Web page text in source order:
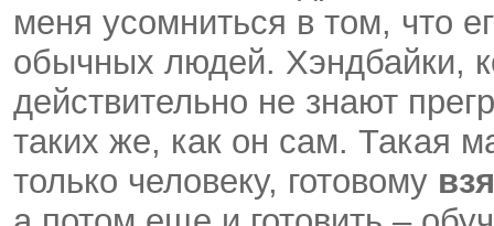
меня усомниться в том, что
обычных людей. Хэндбайки,
действительно не знают
таких же, как он сам. Такая
только человеку, готовому